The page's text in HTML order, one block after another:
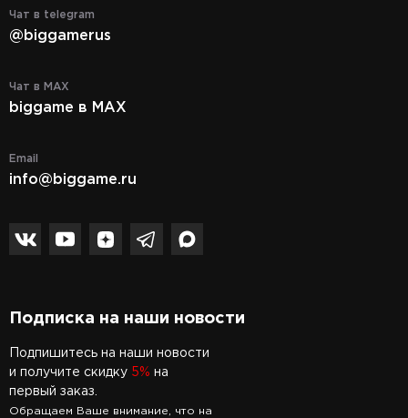
Чат в telegram
@biggamerus
Чат в MAX
biggame в MAX
Email
info@biggame.ru
Подписка на наши новости
Подпишитесь на наши новости
и получите скидку 5% на
первый заказ.
Обращаем Ваше внимание, что на